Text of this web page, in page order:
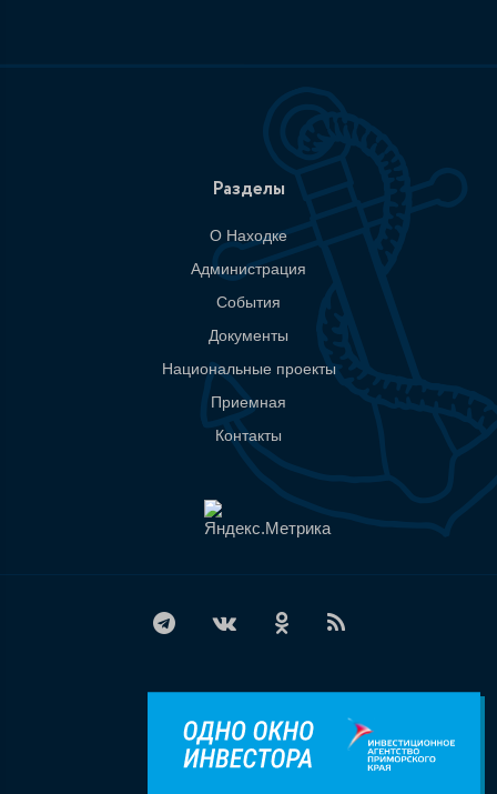
Разделы
О Находке
Администрация
События
Документы
Национальные проекты
Приемная
Контакты